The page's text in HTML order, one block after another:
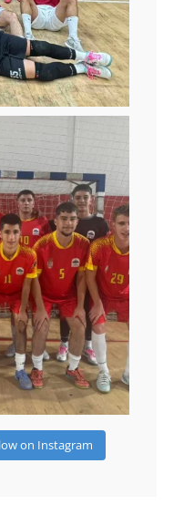
on Instagram